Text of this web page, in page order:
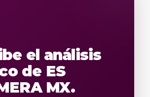
el análisis
de ES
MX.